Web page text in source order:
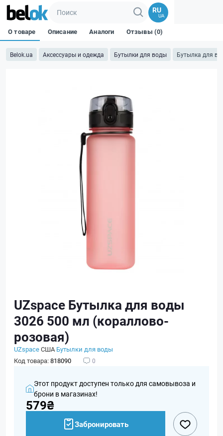
RU
UA
Belok.ua Аксессуары и одежда Бутылки для воды Бутылка для
О товаре Описание Аналоги Отзывы (0)
UZspace Бутылка для воды
3026 500 мл (кораллово-
розовая)
UZspaceСША Бутылки для воды
Код товара:818090 0
Этот продукт доступен только для самовывоза и
брони в магазинах!
579₴
Забронировать